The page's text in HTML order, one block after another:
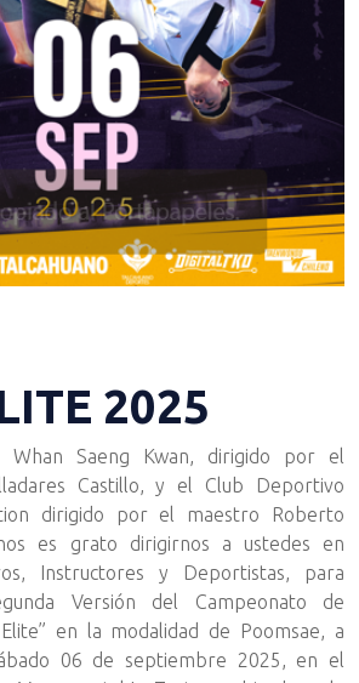
2025
Whan Saeng Kwan, dirigido por el
Castillo, y el Club Deportivo
dirigido por el maestro Roberto
es grato dirigirnos a ustedes en
Instructores y Deportistas, para
Versión del Campeonato de
en la modalidad de Poomsae, a
06 de septiembre 2025, en el